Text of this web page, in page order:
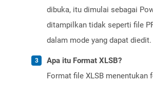
dibuka, itu dimulai sebagai
ditampilkan tidak seperti file
dalam mode yang dapat diedit.
Apa itu Format XLSB?
Format file XLSB menentukan